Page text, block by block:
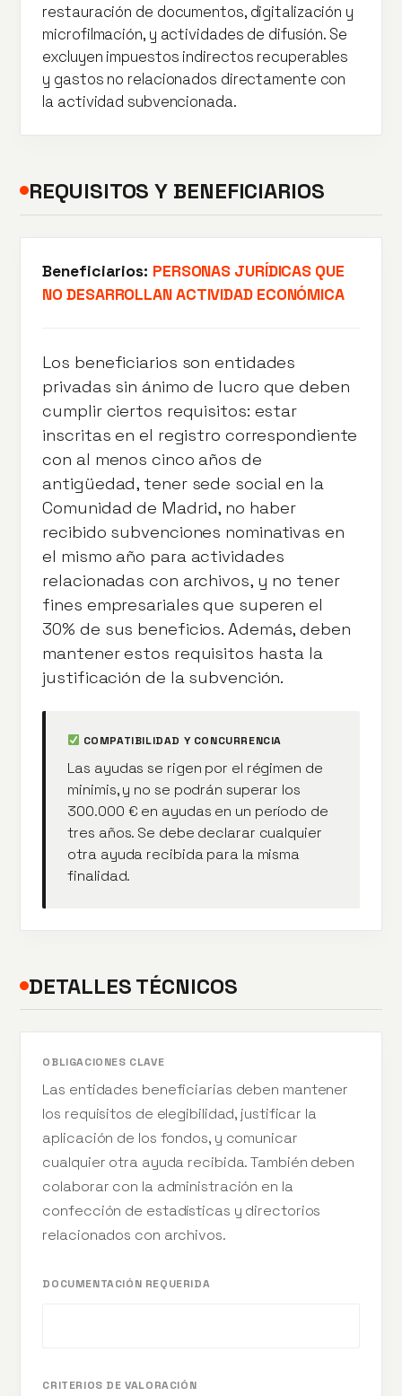
restauración de documentos, digitalización y
microfilmación, y actividades de difusión. Se
excluyen impuestos indirectos recuperables
y gastos no relacionados directamente con
la actividad subvencionada.
REQUISITOS Y BENEFICIARIOS
Beneficiarios: PERSONAS JURÍDICAS QUE
NO DESARROLLAN ACTIVIDAD ECONÓMICA
Los beneficiarios son entidades
privadas sin ánimo de lucro que deben
cumplir ciertos requisitos: estar
inscritas en el registro correspondiente
con al menos cinco años de
antigüedad, tener sede social en la
Comunidad de Madrid, no haber
recibido subvenciones nominativas en
el mismo año para actividades
relacionadas con archivos, y no tener
fines empresariales que superen el
30% de sus beneficios. Además, deben
mantener estos requisitos hasta la
justificación de la subvención.
COMPATIBILIDAD Y CONCURRENCIA
Las ayudas se rigen por el régimen de
minimis, y no se podrán superar los
300.000 € en ayudas en un período de
tres años. Se debe declarar cualquier
otra ayuda recibida para la misma
finalidad.
DETALLES TÉCNICOS
OBLIGACIONES CLAVE
Las entidades beneficiarias deben mantener
los requisitos de elegibilidad, justificar la
aplicación de los fondos, y comunicar
cualquier otra ayuda recibida. También deben
colaborar con la administración en la
confección de estadísticas y directorios
relacionados con archivos.
DOCUMENTACIÓN REQUERIDA
CRITERIOS DE VALORACIÓN